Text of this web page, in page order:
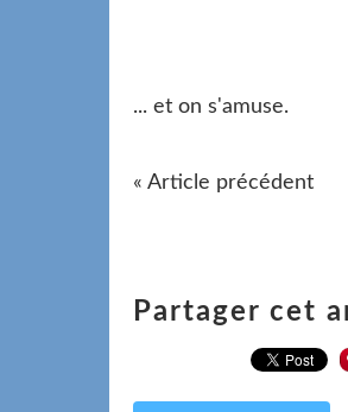
... et on s'amuse.
« Article précédent
Partager cet